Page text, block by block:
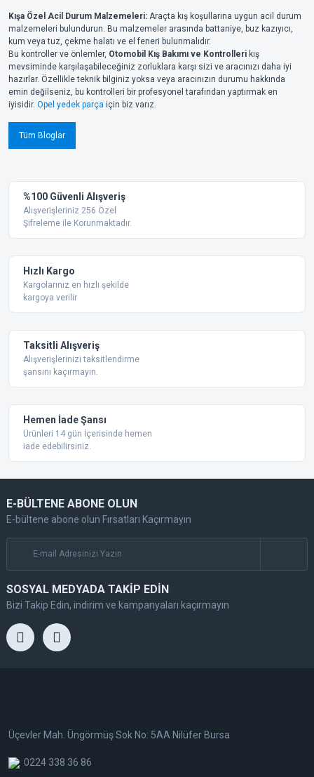
Kışa Özel Acil Durum Malzemeleri: Araçta kış koşullarına uygun acil durum
malzemeleri bulundurun. Bu malzemeler arasında battaniye, buz kazıyıcı,
kum veya tuz, çekme halatı ve el feneri bulunmalıdır.
Bu kontroller ve önlemler, Otomobil Kış Bakımı ve Kontrolleri kış
mevsiminde karşılaşabileceğiniz zorluklara karşı sizi ve aracınızı daha iyi
hazırlar. Özellikle teknik bilginiz yoksa veya aracınızın durumu hakkında
emin değilseniz, bu kontrolleri bir profesyonel tarafından yaptırmak en
iyisidir. Opel yedek parça için biz varız.
Tüm Bloglar
%100 Güvenli Alışveriş
Alışverişleriniz 256 Özel
Şifreleme ile Korunmaktadır.
Hızlı Kargo
Kargolarınız en hızlı şekilde
kargoya verilir
Taksitli Alışveriş
Alışverişlerinizi taksitlendirme
şansını kaçırmayın.
Hemen İade Şansı
Ürünleri 14 gün İçerisinde hemen
iade edebilirsiniz.
E-BÜLTENE ABONE OLUN
E-bültene abone olun Fırsatları Kaçırmayın
SOSYAL MEDYADA TAKİP EDİN
Bizi Takip Edin, indirim ve kampanyaları kaçırmayın
Üçevler Mah. Üngörmüş Sok No: 5AA Nilüfer Bursa
0224 338 36 86